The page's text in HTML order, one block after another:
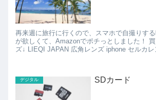
再来週に旅行に行くので、スマホで自撮りす
が欲しくて、Amazonでポチっとしました！ 買ったのはこのレン
ズ↓ LIEQI JAPAN 広角レンズ iphone セルカレンズ スマホ 自撮り
デジタル SDカード